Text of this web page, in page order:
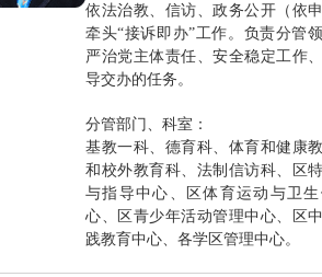
依法治教、信访、政务公开（依申
牵头“接诉即办”工作。负责分管
严治党主体责任、安全稳定工作
导交办的任务。
分管部门、科室：
基教一科、德育科、体育和健康
和校外教育科、法制信访科、区
与指导中心、区体育运动与卫
心、区青少年活动管理中心、区
践教育中心、各学区管理中心。